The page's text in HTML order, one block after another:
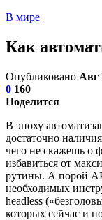
В мире
Как
Опубликовано Авг
0 160
Поделится
В эпоху
достаточно
чего не скажешь о
избавиться от
рутины. А порой
необходимых
headless
которых сейчас и